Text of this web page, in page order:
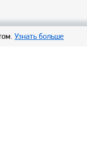
Узнать больше